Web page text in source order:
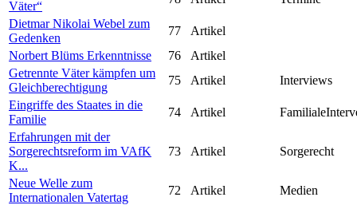
Väter“
Dietmar Nikolai Webel zum
Gedenken
77
Artikel
Norbert Blüms Erkenntnisse
76
Artikel
Getrennte Väter kämpfen um
Gleichberechtigung
75 Artikel
Interviews
Eingriffe des Staates in die
Familie
74 Artikel
Erfahrungen mit der
Sorgerechtsreform im VAfK
K...
73 Artikel Sorgerecht
Neue Welle zum
Internationalen Vatertag
72 Artikel Medien